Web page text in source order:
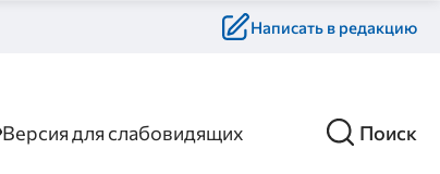
Написать в редакцию
Версия для слабовидящих Поиск